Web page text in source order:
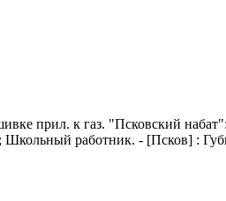
прил. к газ. "Псковский
Школьный работник. - [Псков] :